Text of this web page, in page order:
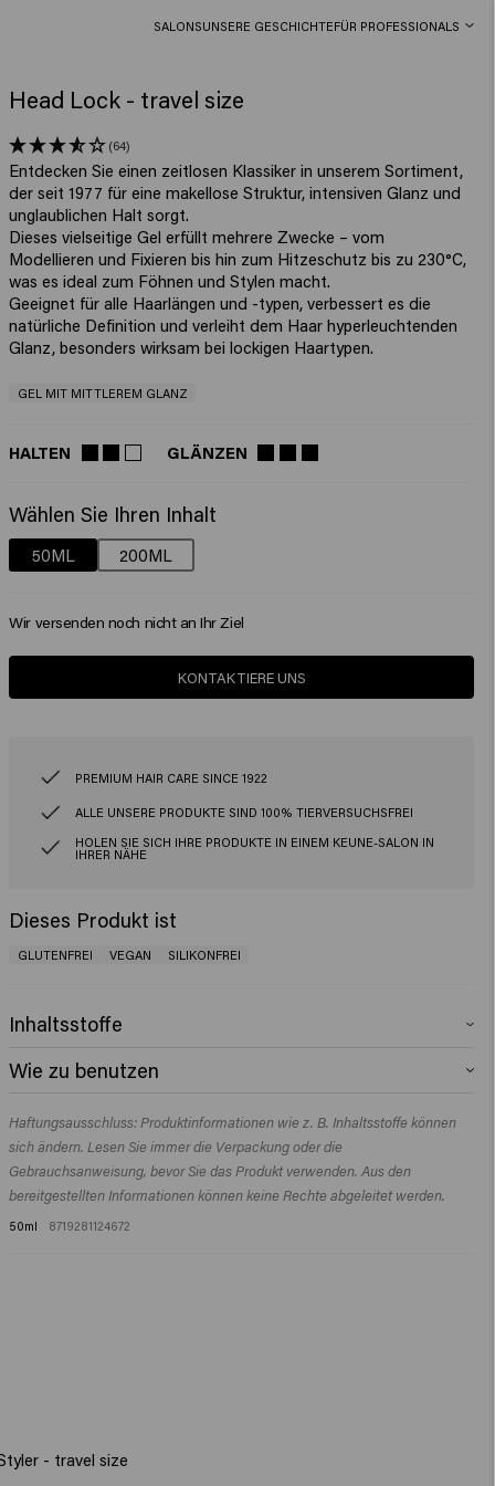
SALONSUNSERE GESCHICHTEFÜR PROFESSIONALS
Head Lock - travel size
(64)
Entdecken Sie einen zeitlosen Klassiker in unserem Sortiment,
der seit 1977 für eine makellose Struktur, intensiven Glanz und
unglaublichen Halt sorgt.
Dieses vielseitige Gel erfüllt mehrere Zwecke – vom
Modellieren und Fixieren bis hin zum Hitzeschutz bis zu 230°C,
was es ideal zum Föhnen und Stylen macht.
Geeignet für alle Haarlängen und -typen, verbessert es die
natürliche Definition und verleiht dem Haar hyperleuchtenden
Glanz, besonders wirksam bei lockigen Haartypen.
GEL MIT MITTLEREM GLANZ
HALTEN GLÄNZEN
Wählen Sie Ihren Inhalt
50ML 200ML
Wir versenden noch nicht an Ihr Ziel
KONTAKTIERE UNS
PREMIUM HAIR CARE SINCE 1922
ALLE UNSERE PRODUKTE SIND 100% TIERVERSUCHSFREI
HOLEN SIE SICH IHRE PRODUKTE IN EINEM KEUNE-SALON IN
IHRER NÄHE
Dieses Produkt ist
GLUTENFREI VEGAN SILIKONFREI
Inhaltsstoffe
Hydroxide, PEG-40 Hydrogenated Castor Oil, Ethylhexylglycerin, Parfum
Acetyl Cedrene, Linalyl Acetate, Menthol, Tetramethyl
Acetyloctahydronaphthalenes.
Wie zu benutzen
Definition.
Haftungsausschluss: Produktinformationen wie z. B. Inhaltsstoffe können
sich ändern. Lesen Sie immer die Verpackung oder die
Gebrauchsanweisung, bevor Sie das Produkt verwenden. Aus den
bereitgestellten Informationen können keine Rechte abgeleitet werden.
50ml 8719281124672
- travel size